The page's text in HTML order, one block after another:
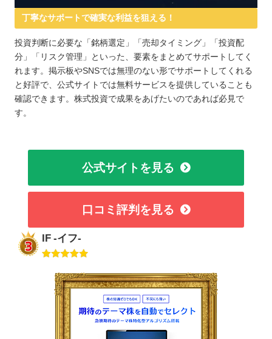
丁寧なサポートで確実な利益を狙える！
投資判断に必要な「銘柄選定」「売却タイミング」「投資配
分」「リスク管理」といった、要素をまとめてサポートしてく
れます。掲示板やSNSでは無理のない形でサポートしてくれる
と好評で、公式サイトでは無料サービスを提供していることも
確認できます。株式投資で成果をあげたいのであれば必見で
す。
公式サイトを見る
口コミ評判を見る
IF -イフ-